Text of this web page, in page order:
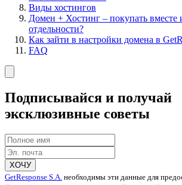
Виды хостингов
Домен + Хостинг – покупать вместе
отдельности?
Как зайти в настройки домена в
FAQ
Подписывайся и получай
эксклюзивные советы
ХОЧУ
GetResponse S.A. необходимы эти данные для